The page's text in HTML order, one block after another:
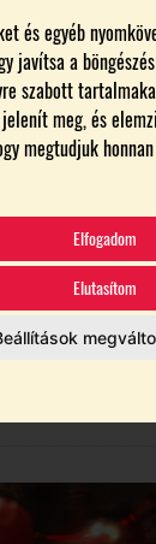
és egyéb
javítsa a
szabott
meg, és
megtudjuk
Elfogadom
Elutasítom
JÓTÉKONYSÁG